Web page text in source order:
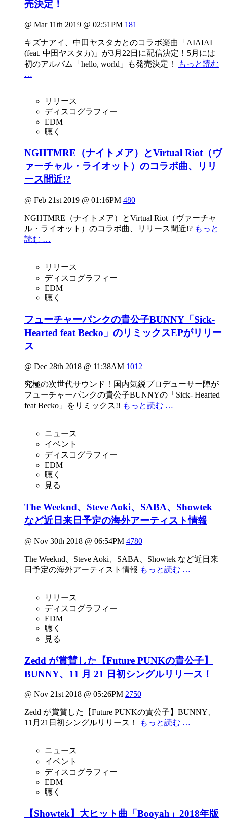
売決定！
@ Mar 11th 2019 @ 02:51PM 181
キズナアイ、中田ヤスタカとのコラボ楽曲「AIAIAI
(feat. 中田ヤスタカ)」が3月22日に配信決定！5月には
初のアルバム「hello, world」も発売決定！
もっと読む
…
リリース
ディスコグラフィー
EDM
聴く
NGHTMRE（ナイトメア）とVirtual Riot（ヴ
ァーチャル・ライオット）のコラボ曲、リリ
ース間近!?
@ Feb 21st 2019 @ 01:16PM 480
NGHTMRE（ナイトメア）とVirtual Riot（ヴァーチャ
ル・ライオット）のコラボ曲、リリース間近!? もっと
読む …
リリース
ディスコグラフィー
EDM
聴く
フューチャーパンクの貴公子BUNNY「Sick-
Hearted feat Becko」のリミックスEPがリリー
ス
@ Dec 28th 2018 @ 11:38AM 1012
究極の次世代サウンド！国内気鋭プロデューサー陣が
フューチャーパンクの貴公子BUNNYの「Sick- Hearted
feat Becko」をリミックス!! もっと読む …
ニュース
イベント
ディスコグラフィー
EDM
聴く
見る
The Weeknd、Steve Aoki、SABA、Showtek
など近日来日予定の海外アーティスト情報
@ Nov 30th 2018 @ 06:54PM 4780
The Weeknd、Steve Aoki、SABA、Showtek など近日来
日予定の海外アーティスト情報 もっと読む …
リリース
ディスコグラフィー
EDM
聴く
見る
Zedd が賞賛した【Future PUNKの貴公子】
BUNNY、11 月 21 日初シングルリリース！
@ Nov 21st 2018 @ 05:26PM 2750
Zedd が賞賛した【Future PUNKの貴公子】BUNNY、
11月21日初シングルリリース！
もっと読む …
ニュース
イベント
ディスコグラフィー
EDM
聴く
【Showtek】大ヒット曲「Booyah」2018年版